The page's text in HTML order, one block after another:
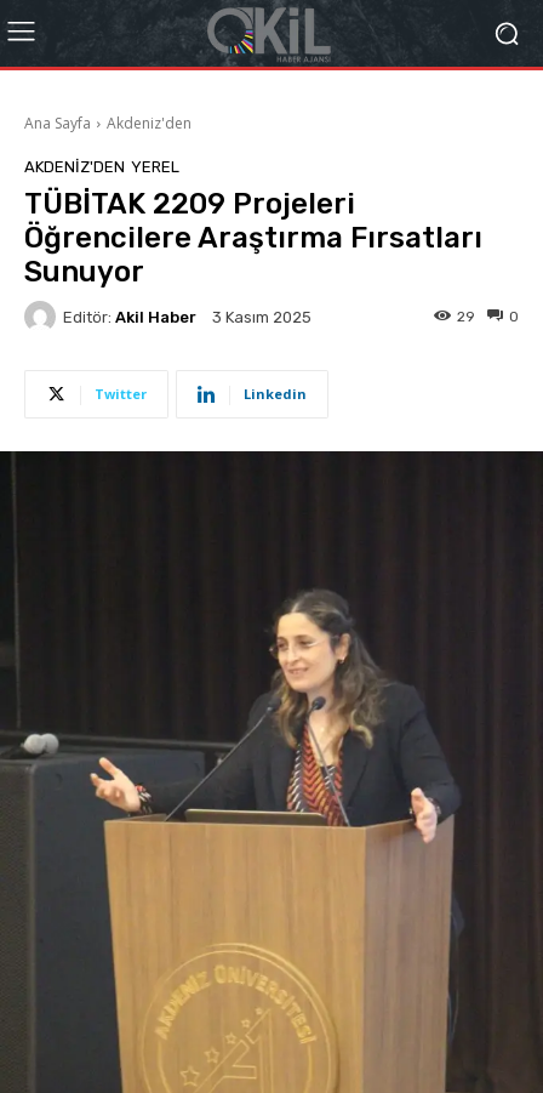
Ana Sayfa Akdeniz'den
AKDENIZ'DEN YEREL
TÜBİTAK 2209 Projeleri
Öğrencilere Araştırma Fırsatları
Sunuyor
Editör: Akil Haber 3 Kasım 2025 0
29
Twitter Linkedin